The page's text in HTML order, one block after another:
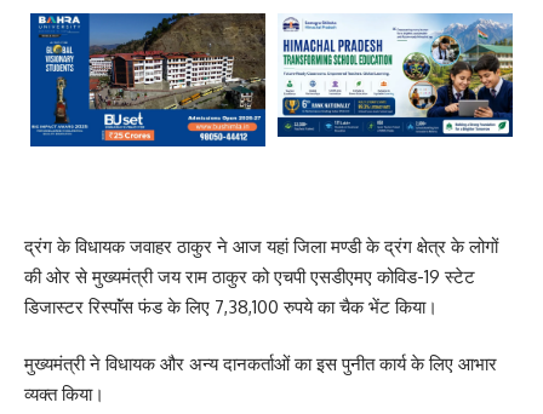
द्रंग के विधायक जवाहर ठाकुर ने आज यहां जिला मण्डी के द्रंग क्षेत्र के लोगों
की ओर से मुख्यमंत्री जय राम ठाकुर को एचपी एसडीएमए कोविड-19 स्टेट
डिजास्टर रिस्पाॅंस फंड के लिए 7,38,100 रुपये का चैक भेंट किया।
मुख्यमंत्री ने विधायक और अन्य दानकर्ताओं का इस पुनीत कार्य के लिए आभार
व्यक्त किया।